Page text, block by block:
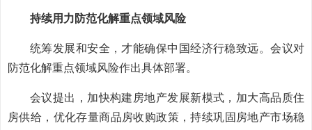
持续用力防范化解重点领域风险
统筹发展和安全，才能确保中国经济行稳致远。会议对
防范化解重点领域风险作出具体部署。
会议提出，加快构建房地产发展新模式，加大高品质住
房供给，优化存量商品房收购政策，持续巩固房地产市场稳